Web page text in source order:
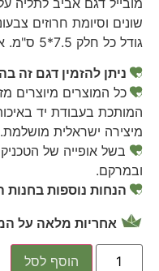
שונים וסיומת חרוזים
גודל כל חלק 7.5*5 ס"מ. אורך כולל 64 ס"מ
ניתן להזמין דגם זה
כל המוצרים מיוצרים
המותכת בעבודת יד
מיצירה ישראלית מושלמת.
בשל אופייה של
ובמרקם.
הנחות נוספות בחנות
אחריות מלאה על
הוסף לסל